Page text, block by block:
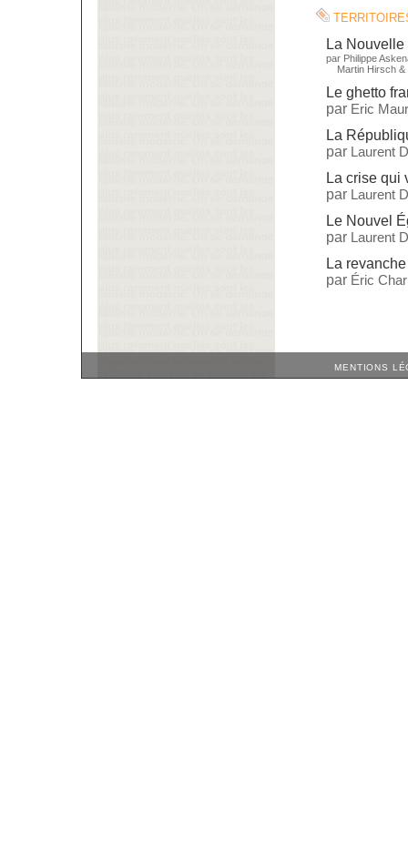
La
par Philippe
Martin Hirsch &
Le ghetto
par Eric
La
par Laurent
La crise qui
par Laurent
Le Nouvel
par Laurent
La
par Éric
MENTIONS